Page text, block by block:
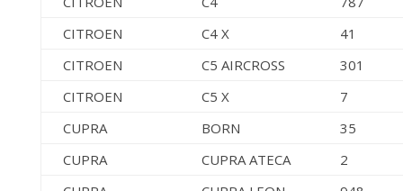
CITROEN
C4 X
41
CITROEN
C5 AIRCROSS
301
CITROEN
C5 X
7
CUPRA
BORN
35
CUPRA
CUPRA ATECA
2